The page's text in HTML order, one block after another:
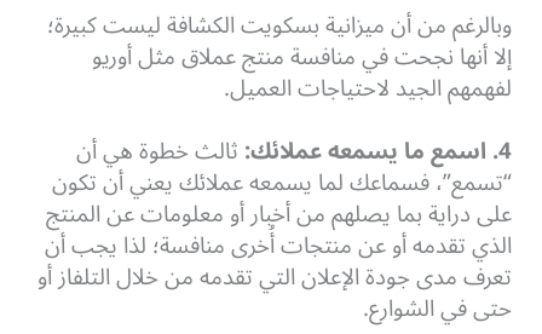
وبالرغم من أن ميزانية بسكويت الكشافة ليست كبيرة؛
إلا أنها نجحت في منافسة منتج عملاق مثل أوريو
لفهمهم الجيد لاحتياجات العميل.
4. اسمع ما يسمعه عملائك:
ثالث خطوة هي أن
“تسمع”، فسماعك لما يسمعه عملائك يعني أن تكون
على دراية بما يصلهم من أخبار أو معلومات عن المنتج
الذي تقدمه أو عن منتجات أُخرى منافسة؛ لذا يجب أن
تعرف مدى جودة الإعلان التي تقدمه من خلال التلفاز أو
حتى في الشوارع.